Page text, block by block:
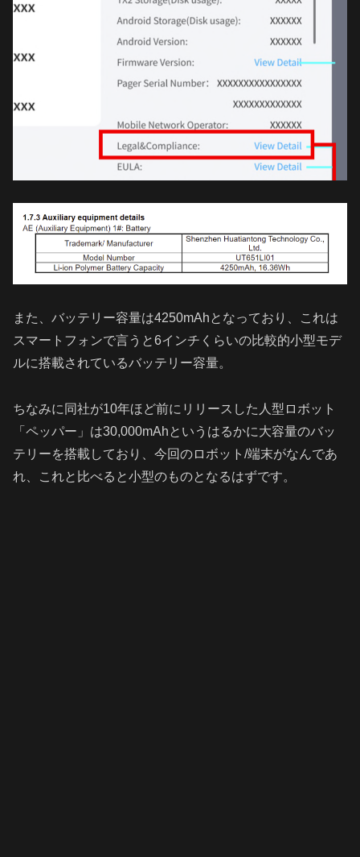
また、バッテリー容量は4250mAhとなっており、これは
スマートフォンで言うと6インチくらいの比較的小型モデ
ルに搭載されているバッテリー容量。
ちなみに同社が10年ほど前にリリースした人型ロボット
「ペッパー」は30,000mAhというはるかに大容量のバッ
テリーを搭載しており、今回のロボット/端末がなんであ
れ、これと比べると小型のものとなるはずです。